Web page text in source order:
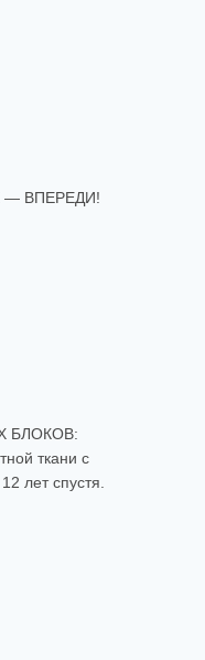
— ВПЕРЕДИ!
БЛОКОВ:
ткани с
лет спустя.